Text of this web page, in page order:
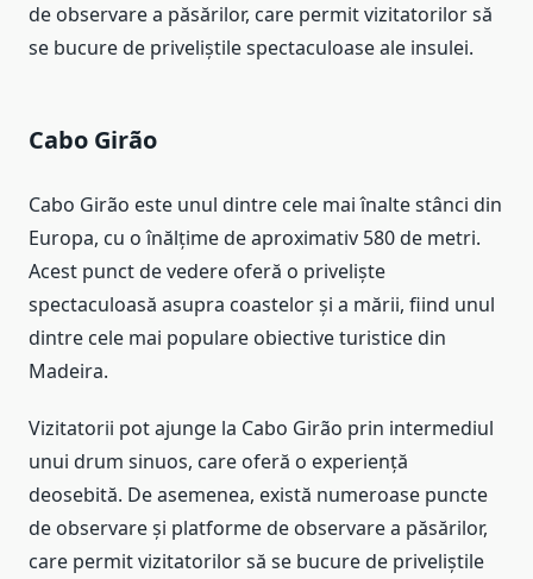
de observare a păsărilor, care permit vizitatorilor să
se bucure de priveliștile spectaculoase ale insulei.
Cabo Girão
Cabo Girão este unul dintre cele mai înalte stânci din
Europa, cu o înălțime de aproximativ 580 de metri.
Acest punct de vedere oferă o priveliște
spectaculoasă asupra coastelor și a mării, fiind unul
dintre cele mai populare obiective turistice din
Madeira.
Vizitatorii pot ajunge la Cabo Girão prin intermediul
unui drum sinuos, care oferă o experiență
deosebită. De asemenea, există numeroase puncte
de observare și platforme de observare a păsărilor,
care permit vizitatorilor să se bucure de priveliștile